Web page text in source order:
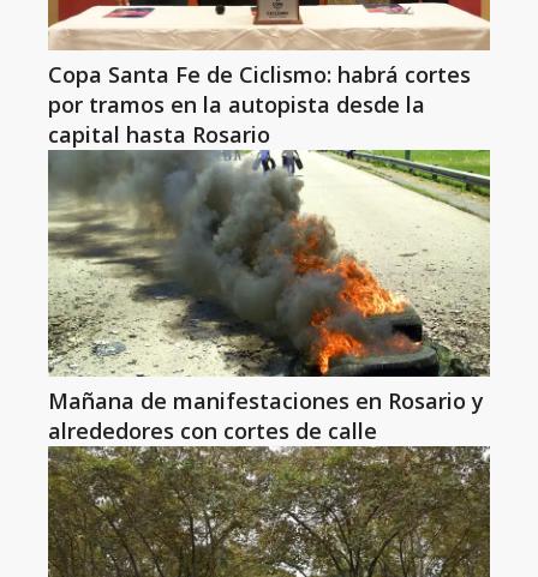
Copa Santa Fe de Ciclismo: habrá cortes
por tramos en la autopista desde la
capital hasta Rosario
Mañana de manifestaciones en Rosario y
alrededores con cortes de calle